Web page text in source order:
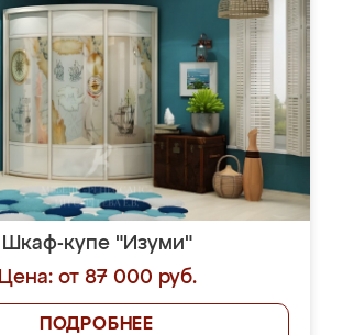
Шкаф-купе "Изуми"
Цена: от 87 000 руб.
ПОДРОБНЕЕ